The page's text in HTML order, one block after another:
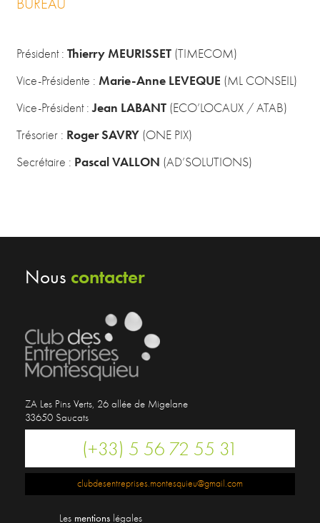
BUREAU
Président : Thierry MEURISSET(TIMECOM)
Vice-Présidente : Marie-Anne LEVEQUE (ML CONSEIL)
Vice-Président :Jean LABANT(ECO’LOCAUX / ATAB)
Trésorier : Roger SAVRY(ONE PIX)
Secrétaire : Pascal VALLON (AD’SOLUTIONS)
Nous contacter
ZA Les Pins Verts, 26 allée de Migelane
33650 Saucats
(+33) 5 56 72 55 31
clubdesentreprises.montesquieu@gmail.com
Les mentions légales